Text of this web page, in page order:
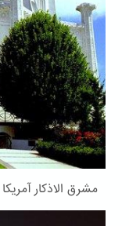
مشرق الاذکار آمریکا